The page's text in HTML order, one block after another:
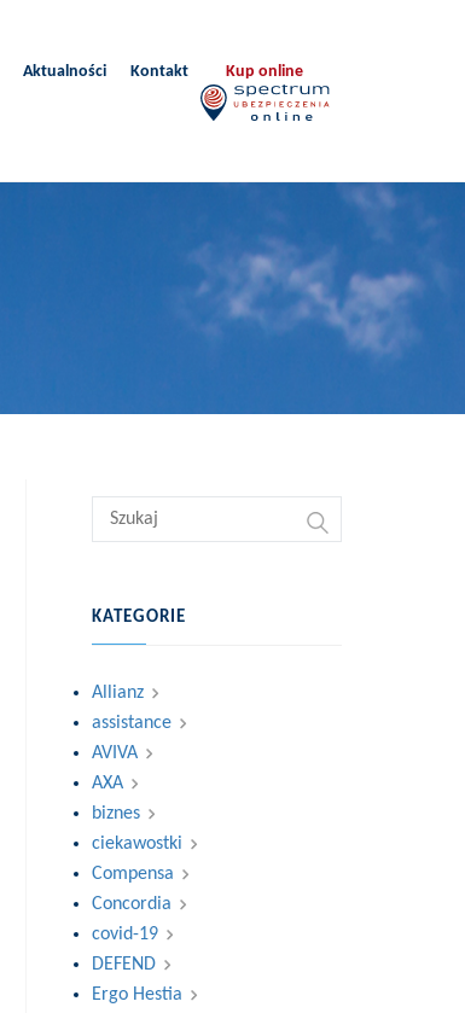
Aktualności Kontakt Kup online
KATEGORIE
Allianz
assistance
AVIVA
AXA
biznes
ciekawostki
Compensa
Concordia
covid-19
DEFEND
Ergo Hestia